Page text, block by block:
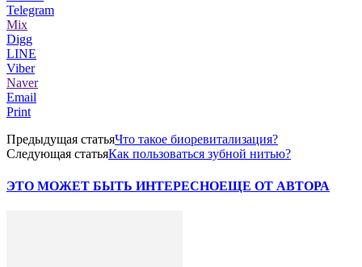
Telegram
Mix
Digg
LINE
Viber
Naver
Email
Print
Предыдущая статьяЧто такое биоревитализация?
Следующая статьяКак пользоваться зубной нитью?
ЭТО МОЖЕТ БЫТЬ ИНТЕРЕСНОЕЩЕ ОТ АВТОРА